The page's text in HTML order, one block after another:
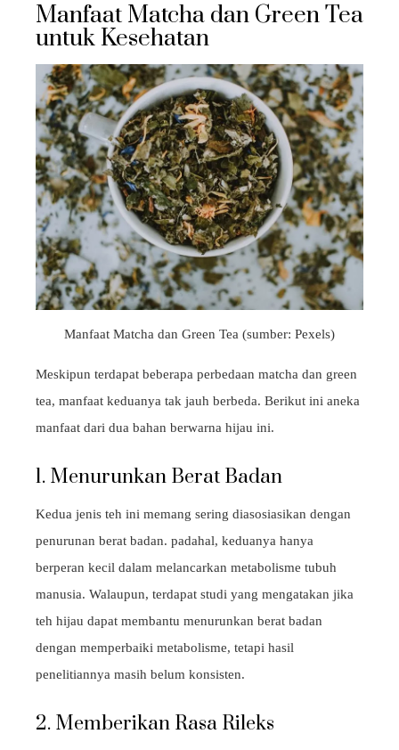
Manfaat Matcha dan Green Tea
untuk Kesehatan
Manfaat Matcha dan Green Tea (sumber: Pexels)
Meskipun terdapat beberapa perbedaan matcha dan green
tea, manfaat keduanya tak jauh berbeda. Berikut ini aneka
manfaat dari dua bahan berwarna hijau ini.
1. Menurunkan Berat Badan
Kedua jenis teh ini memang sering diasosiasikan dengan
penurunan berat badan. padahal, keduanya hanya
berperan kecil dalam melancarkan metabolisme tubuh
manusia. Walaupun, terdapat studi yang mengatakan jika
teh hijau dapat membantu menurunkan berat badan
dengan memperbaiki metabolisme, tetapi hasil
penelitiannya masih belum konsisten.
2. Memberikan Rasa Rileks